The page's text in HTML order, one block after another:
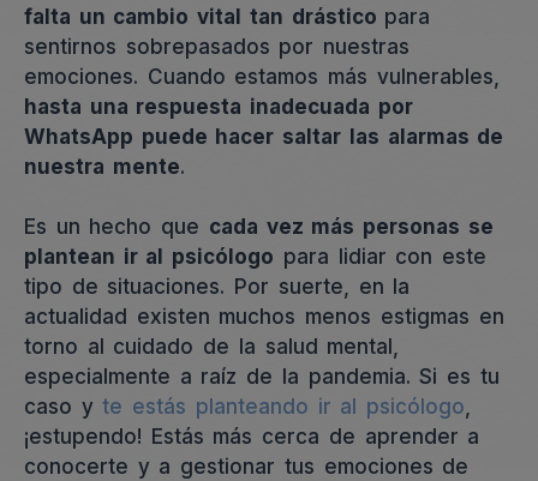
falta un cambio vital tan drástico para
sentirnos sobrepasados por nuestras
emociones. Cuando estamos más vulnerables,
hasta una respuesta inadecuada por
WhatsApp puede hacer saltar las alarmas de
nuestra mente.
Es un hecho que cada vez más personas se
plantean ir al psicólogo para lidiar con este
tipo de situaciones. Por suerte, en la
actualidad existen muchos menos estigmas en
torno al cuidado de la salud mental,
especialmente a raíz de la pandemia. Si es tu
caso yte estás planteando ir al psicólogo,
¡estupendo! Estás más cerca de aprender a
conocerte y a gestionar tus emociones de